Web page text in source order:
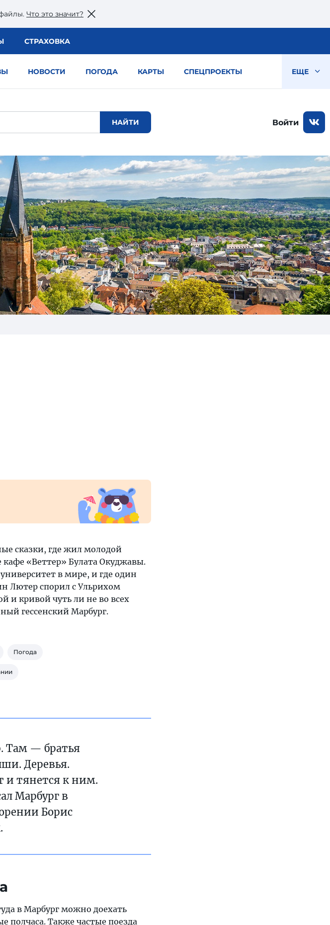
Что это значит?
СТРАХОВКА
НОВОСТИ ПОГОДА КАРТЫ СПЕЦПРОЕКТЫ ЕЩЕ
Войти
сказки, где жил молодой
«Веттер» Булата Окуджавы.
в мире, и где один
Лютер спорил с Ульрихом
и кривой чуть ли не во всех
гессенский Марбург.
Погода
Там — братья
Деревья.
и тянется к ним.
Марбург в
Борис
в Марбург можно доехать
полчаса. Также частые поезда